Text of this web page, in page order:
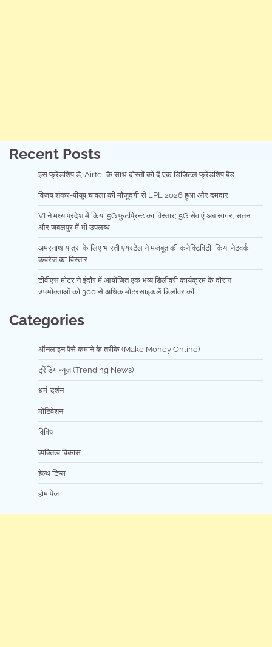
Recent Posts
इस फ्रेंडशिप डे, Airtel के साथ दोस्तों को दें एक डिजिटल फ्रेंडशिप बैंड
विजय शंकर-पीयूष चावला की मौजूदगी से LPL 2026 हुआ और दमदार
VI ने मध्य प्रदेश में किया 5G फुटप्रिन्ट का विस्तार; 5G सेवाएं अब सागर, सतना
और जबलपुर में भी उपलब्ध
अमरनाथ यात्रा के लिए भारती एयरटेल ने मजबूत की कनेक्टिविटी, किया नेटवर्क
कवरेज का विस्तार
टीवीएस मोटर ने इंदौर में आयोजित एक भव्य डिलीवरी कार्यक्रम के दौरान
उपभोक्ताओं को 300 से अधिक मोटरसाइकलें डिलीवर कीं
Categories
ऑनलाइन पैसे कमाने के तरीके (Make Money Online)
ट्रेंडिंग न्यूज़ (Trending News)
धर्म-दर्शन
मोटिवेशन
विविध
व्यक्तित्व विकास
हेल्थ टिप्स
होम पेज